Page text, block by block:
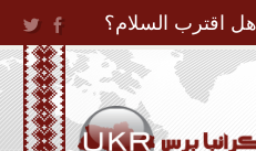
Jump to
هل اقترب السلام؟